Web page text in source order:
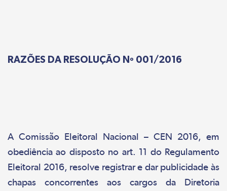
RAZÕES DA RESOLUÇÃO Nº 001/2016
A Comissão Eleitoral Nacional – CEN 2016, em
obediência ao disposto no art. 11 do Regulamento
Eleitoral 2016, resolve registrar e dar publicidade às
chapas concorrentes aos cargos da Diretoria